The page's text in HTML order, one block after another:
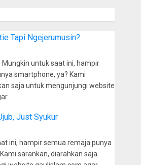
Tapi Ngejerumusin?
untuk saat ini, hampir
smartphone, ya? Kami
saja untuk mengunjungi website
Just Syukur
ini, hampir semua remaja punya
sarankan, diarahkan saja